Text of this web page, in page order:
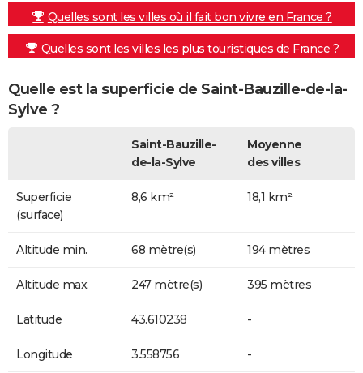
Quelles sont les villes où il fait bon vivre en France ?
Quelles sont les villes les plus touristiques de France ?
Quelle est la superficie de Saint-Bauzille-de-la-
Sylve ?
Saint-Bauzille-
de-la-Sylve
Moyenne
des villes
Superficie
(surface)
8,6 km² 18,1 km²
Altitude min. 68 mètre(s) 194 mètres
Altitude max. 247 mètre(s) 395 mètres
Latitude 43.610238 -
Longitude 3.558756 -